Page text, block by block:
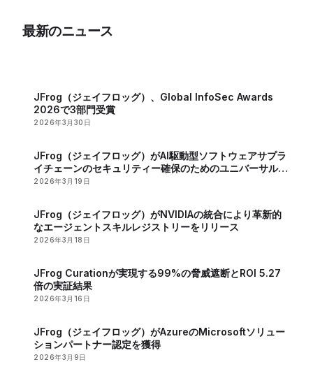
最新のニュース
JFrog（ジェイフロッグ）、Global InfoSec Awards
2026で3部門受賞
2026年3月30日
JFrog（ジェイフロッグ）がAI駆動型ソフトウェアサプラ
イチェーンのセキュリティー確保のためのユニバーサル
MCPレジストリーを発表
2026年3月19日
JFrog（ジェイフロッグ）がNVIDIAの統合により革新的
なエージェントスキルレジストリーをリリース
2026年3月18日
JFrog Curationが実現する99%の脅威遮断とROI 5.27
倍の実証結果
2026年3月16日
JFrog（ジェイフロッグ）がAzureのMicrosoftソリュー
ションパートナー認定を獲得
2026年3月9日